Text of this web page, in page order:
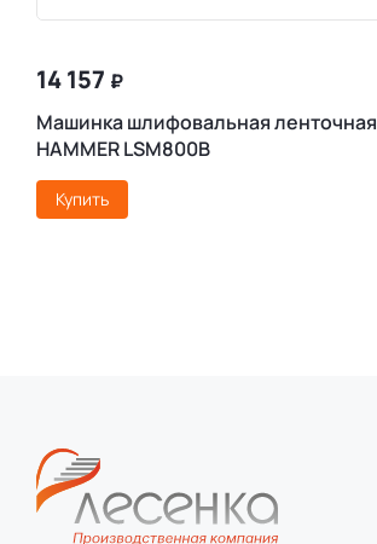
14 157 ₽
Машинка шлифовальная ленточная
HAMMER LSM800B
Купить